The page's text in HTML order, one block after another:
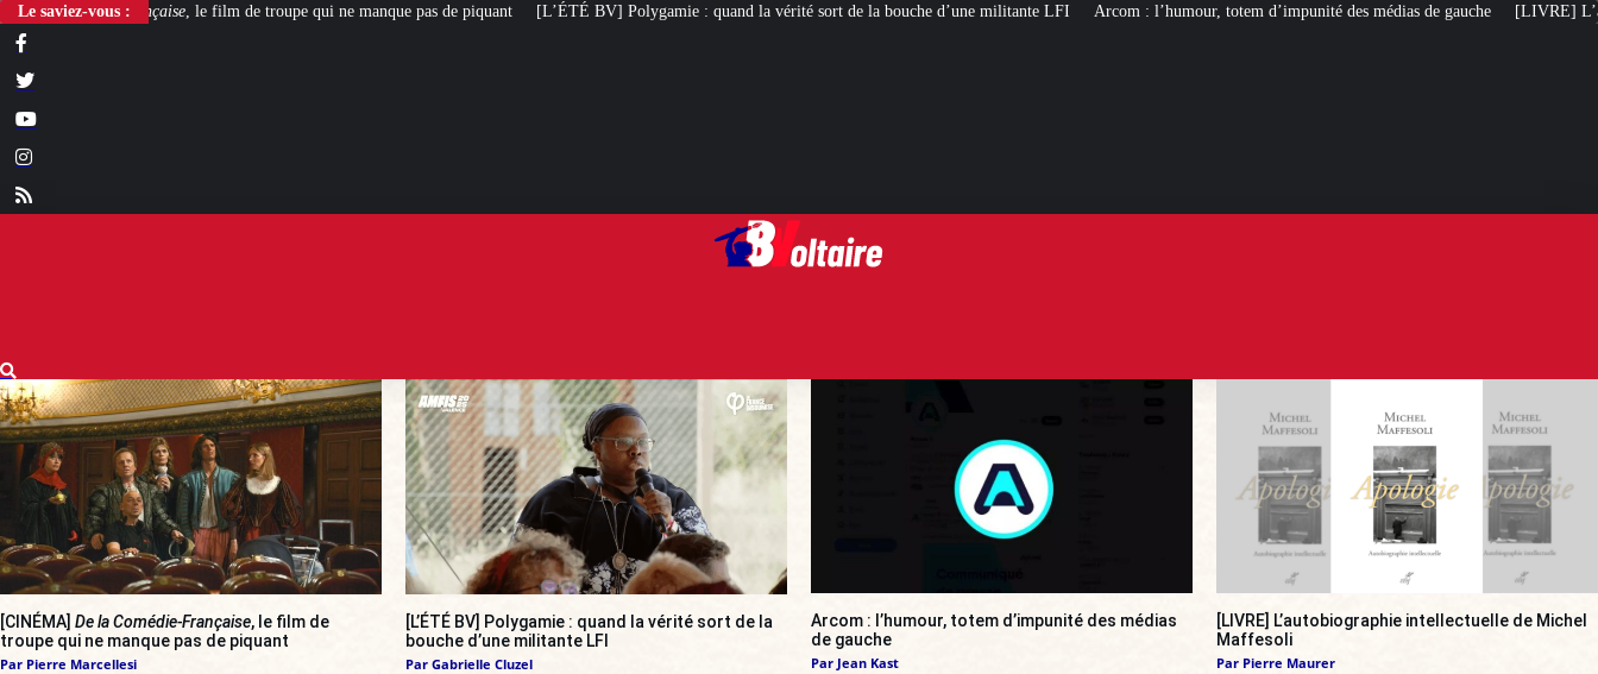
Le saviez-vous :
film de troupe qui ne manque pas de piquant [L’ÉTÉ BV] Polygamie : quand la vérité sort de la bouche d’une militante LFI Arcom : l’humour, totem d’impunité des médias de gauche [LIVRE] L’autobiographie
[CINÉMA] De la Comédie-Française, le film de
troupe qui ne manque pas de piquant
Par Pierre Marcellesi
[L’ÉTÉ BV] Polygamie : quand la vérité sort de la
bouche d’une militante LFI
Par Gabrielle Cluzel
Arcom : l’humour, totem d’impunité des médias
de gauche
Par Jean Kast
[LIVRE] L’autobiographie intellectuelle de Michel
Maffesoli
Par Pierre Maurer